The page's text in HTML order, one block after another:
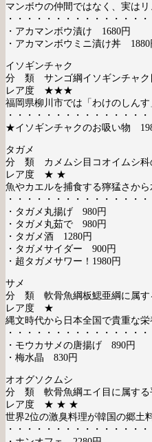
マンボウの仲間ではなく、実は
・・・・・・・・・・・・・・・
・アカマンボウ漬け 1680円
・アカマンボウミニ漬け丼 1880
イソギンチャク
分 類 サンゴ綱イソギンチャ
レア度 ★★★
福岡県柳川市では「わけのしん
・・・・・・・・・・・・・・・
★イソギンチャクのお吸い物
タガメ
分 類 カメムシ目コオイムシ科
レア度 ★ ★
魚やカエルを捕食する獰猛さか
・・・・・・・・・・・・・・・
・タガメ丸揚げ 980円
・タガメ丸茹で 980円
・タガメ酒 1280円
・タガメサイダー 900円
・超タガメサワー！1980円
サメ
分 類 軟骨魚綱板鰓亜綱に属す
レア度 ★
縄文時代から日本全国で貴重な
・・・・・・・・・・・・・・・
・モウカサメの唐揚げ 890円
・梅水晶 830円
オオグソクムシ
分 類 軟骨魚綱エイ目に属する
レア度 ★ ★ ★
世界2位の激臭料理が韓国の郷土
・・・・・・・・・・・・・・・